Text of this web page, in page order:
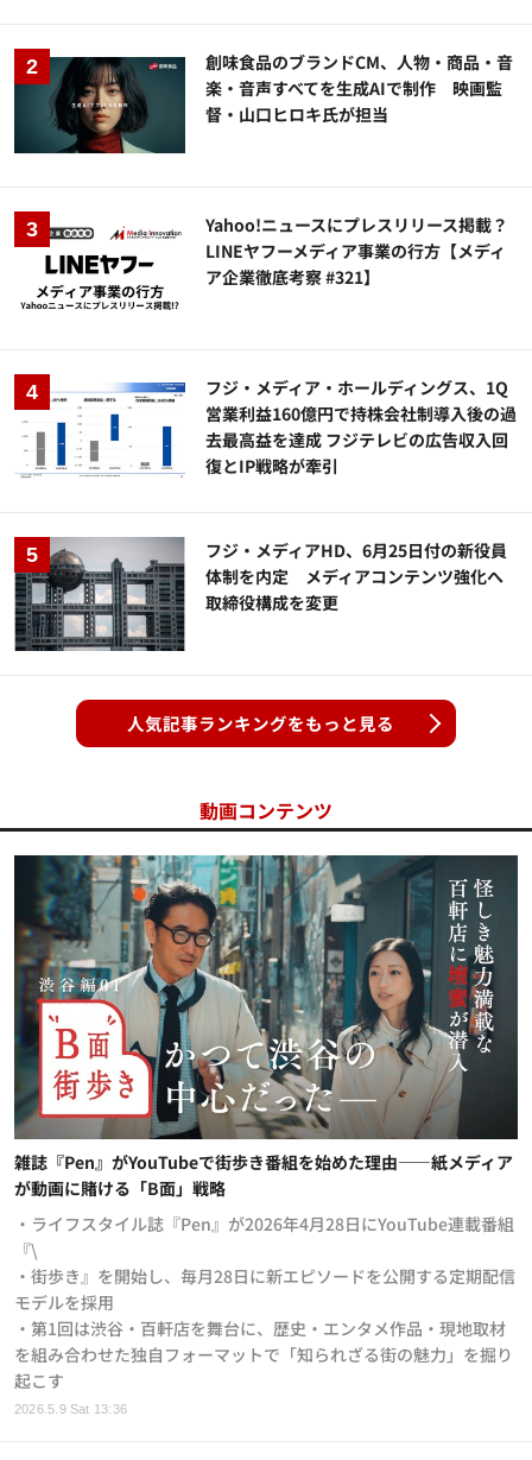
創味食品のブランドCM、人物・商品・音
楽・音声すべてを生成AIで制作 映画監
督・山口ヒロキ氏が担当
Yahoo!ニュースにプレスリリース掲載？
LINEヤフーメディア事業の行方【メディ
ア企業徹底考察 #321】
フジ・メディア・ホールディングス、1Q
営業利益160億円で持株会社制導入後の過
去最高益を達成 フジテレビの広告収入回
復とIP戦略が牽引
フジ・メディアHD、6月25日付の新役員
体制を内定 メディアコンテンツ強化へ
取締役構成を変更
人気記事ランキングをもっと見る
動画コンテンツ
2026.5.9 Sat 13:36
雑誌『Pen』がYouTubeで街歩き番組を始めた理由——紙メディア
が動画に賭ける「B面」戦略
・ライフスタイル誌『Pen』が2026年4月28日にYouTube連載番組
『\
・街歩き』を開始し、毎月28日に新エピソードを公開する定期配信
モデルを採用
・第1回は渋谷・百軒店を舞台に、歴史・エンタメ作品・現地取材
を組み合わせた独自フォーマットで「知られざる街の魅力」を掘り
起こす